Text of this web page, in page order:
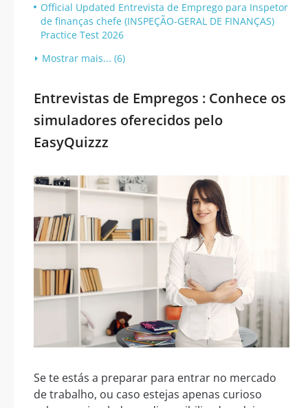
Official Updated Entrevista de Emprego para Inspetor
de finanças chefe (INSPEÇÃO-GERAL DE FINANÇAS)
Practice Test 2026
Mostrar mais... (6)
Entrevistas de Empregos : Conhece os
simuladores oferecidos pelo
EasyQuizzz
Se te estás a preparar para entrar no mercado
de trabalho, ou caso estejas apenas curioso